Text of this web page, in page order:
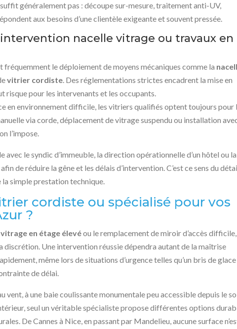
généralement pas : découpe sur-mesure, traitement anti-UV,
aux besoins d’une clientèle exigeante et souvent pressée.
nacelle vitrage ou travaux en
fréquemment le déploiement de moyens mécaniques comme la
vitrier cordiste. Des réglementations strictes encadrent la mise en
pour les intervenants et les occupants.
en environnement difficile, les vitriers qualifiés optent toujours pour
via corde, déplacement de vitrage suspendu ou installation
l’impose.
le syndic d’immeuble, la direction opérationnelle d’un hôtel ou la
de réduire la gêne et les délais d’intervention. C’est ce sens du
simple prestation technique.
cordiste ou spécialisé pour vos
?
en étage élevéou le remplacement de miroir d’accès difficile,
discrétion. Une intervention réussie dépendra autant de la maîtrise
même lors de situations d’urgence telles qu’un bris de glace
de délai.
vent, à une baie coulissante monumentale peu accessible depuis le
seul un véritable spécialiste propose différentes options
De Cannes à Nice, en passant par Mandelieu, aucune surface